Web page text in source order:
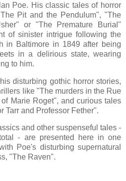
Poe. His classic tales of horror
Pit and the Pendulum", "The
or "The Premature Burial"
of sinister intrigue following the
in Baltimore in 1849 after being
in a delirious state, wearing
to him.
disturbing gothic horror stories,
like "The murders in the Rue
Marie Roget", and curious tales
Tarr and Professor Fether".
and other suspenseful tales -
- are presented here in one
Poe's disturbing supernatural
"The Raven".